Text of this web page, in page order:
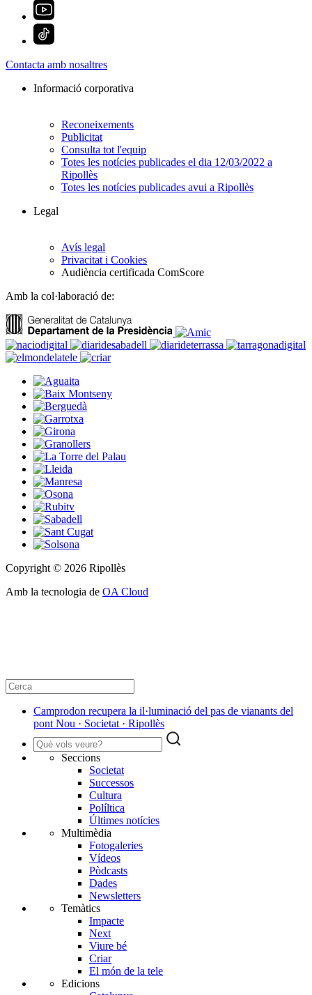
Contacta amb nosaltres
Informació corporativa
Reconeixements
Publicitat
Consulta tot l'equip
Totes les notícies publicades el dia 12/03/2022 a
Ripollès
Totes les notícies publicades avui a Ripollès
Legal
Avís legal
Privacitat i Cookies
Audiència certificada ComScore
Amb la col·laboració de:
Copyright © 2026 Ripollès
Amb la tecnologia de OA Cloud
Camprodon recupera la il·luminació del pas de vianants del
pont Nou · Societat · Ripollès
Seccions
Societat
Successos
Cultura
Políltica
Últimes notícies
Multimèdia
Fotogaleries
Vídeos
Pòdcasts
Dades
Newsletters
Temàtics
Impacte
Next
Viure bé
Criar
El món de la tele
Edicions